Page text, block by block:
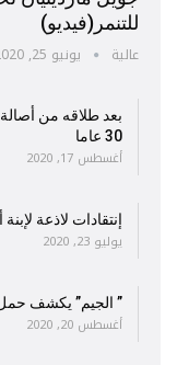
للتنمر(فيديو)
عالية يونيو 25, 2020
بعد طلاقه من
30 عاما
أغسطس 17, 2020
إنتقادات لاذعة
يوليو 23, 2020
” الجيم” يكشف
أغسطس 20, 2020